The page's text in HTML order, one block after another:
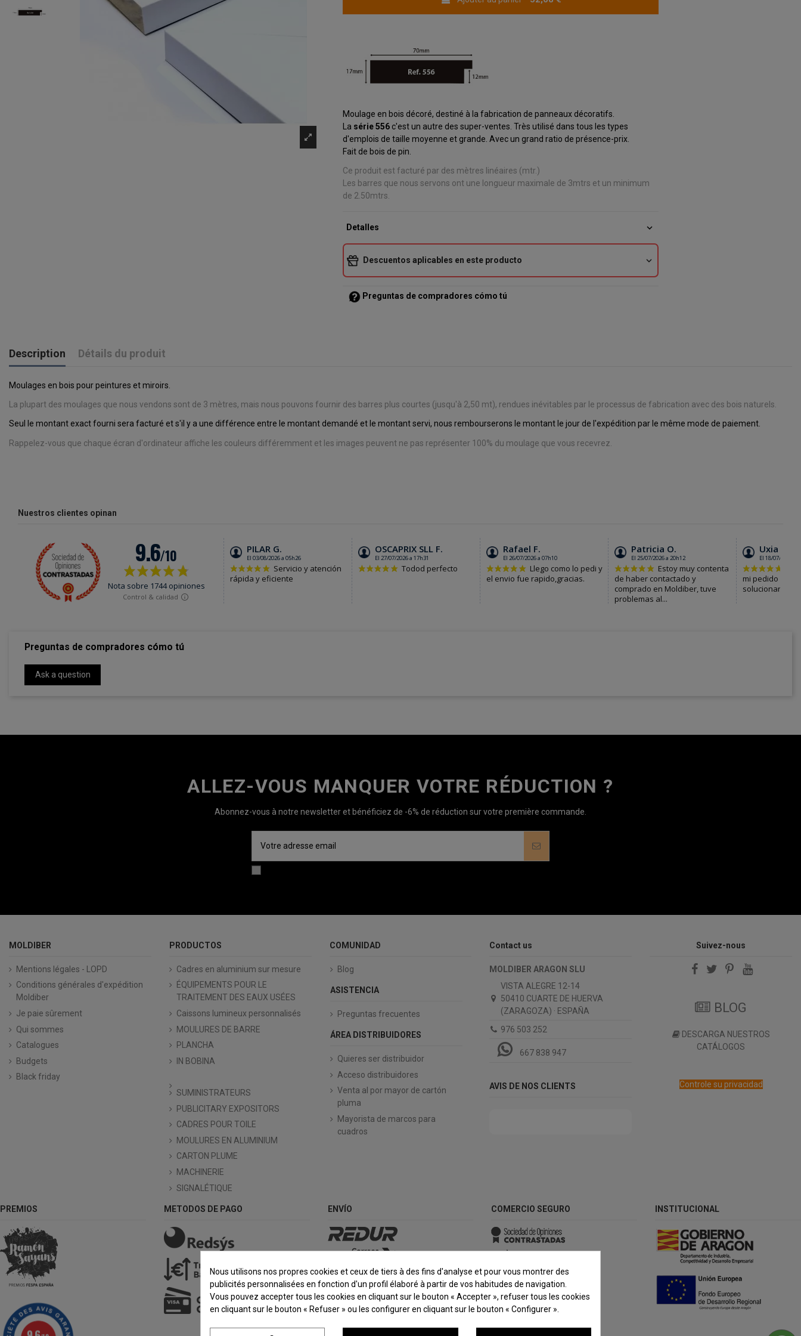
Moulage en bois décoré, destiné à la fabrication de panneaux décoratifs.
La série 556 c'est un autre des super-ventes. Très utilisé dans tous les types
d'emplois de taille moyenne et grande. Avec un grand ratio de présence-prix.
Fait de bois de pin.
Ce produit est facturé par des mètres linéaires (mtr.)
Les barres que nous servons ont une longueur maximale de 3mtrs et un minimum
de 2.50mtrs.
Detalles expand_more
Descuentos aplicables en este producto expand_more
Preguntas de compradores cómo tú
Description Détails du produit
Moulages en bois pour peintures et miroirs.
La plupart des moulages que nous vendons sont de 3 mètres, mais nous pouvons fournir des barres plus courtes (jusqu'à 2,50 mt), rendues inévitables par le processus de fabrication avec des bois naturels.
Seul le montant exact fourni sera facturé et s'il y a une différence entre le montant demandé et le montant servi, nous rembourserons le montant le jour de l'expédition par le même mode de paiement.
Rappelez-vous que chaque écran d'ordinateur affiche les couleurs différemment et les images peuvent ne pas représenter 100% du moulage que vous recevrez.
Nuestros clientes opinan
Preguntas de compradores cómo tú
Ask a question
ALLEZ-VOUS MANQUER VOTRE RÉDUCTION ?
Abonnez-vous à notre newsletter et bénéficiez de -6% de réduction sur votre première commande.
MOLDIBER
Mentions légales - LOPD
Conditions générales d'expédition
Moldiber
Je paie sûrement
Qui sommes
Catalogues
Budgets
Black friday
PRODUCTOS
Cadres en aluminium sur mesure
ÉQUIPEMENTS POUR LE
TRAITEMENT DES EAUX USÉES
Caissons lumineux personnalisés
MOULURES DE BARRE
PLANCHA
IN BOBINA
SUMINISTRATEURS
PUBLICITARY EXPOSITORS
CADRES POUR TOILE
MOULURES EN ALUMINIUM
CARTON PLUME
MACHINERIE
SIGNALÉTIQUE
COMUNIDAD
Blog
ASISTENCIA
Preguntas frecuentes
ÁREA DISTRIBUIDORES
Quieres ser distribuidor
Acceso distribuidores
Venta al por mayor de cartón
pluma
Mayorista de marcos para
cuadros
Contact us
MOLDIBER ARAGON SLU
VISTA ALEGRE 12-14
50410 CUARTE DE HUERVA
(ZARAGOZA) · ESPAÑA
976 503 252
667 838 947
AVIS DE NOS CLIENTS
Suivez-nous
BLOG
DESCARGA NUESTROS
CATÁLOGOS
Controle su privacidad
PREMIOS METODOS DE PAGO ENVÍO COMERCIO SEGURO INSTITUCIONAL
Nous utilisons nos propres cookies et ceux de tiers à des fins d'analyse et pour vous montrer des
publicités personnalisées en fonction d'un profil élaboré à partir de vos habitudes de navigation.
Vous pouvez accepter tous les cookies en cliquant sur le bouton « Accepter », refuser tous les cookies
en cliquant sur le bouton « Refuser » ou les configurer en cliquant sur le bouton « Configurer ».